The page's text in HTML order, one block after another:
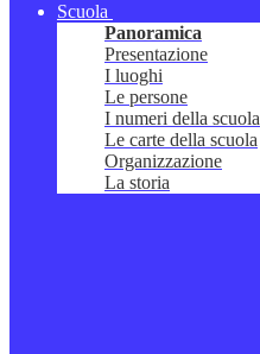
Scuola
Panoramica
Presentazione
I luoghi
Le persone
I numeri della scuola
Le carte della scuola
Organizzazione
La storia